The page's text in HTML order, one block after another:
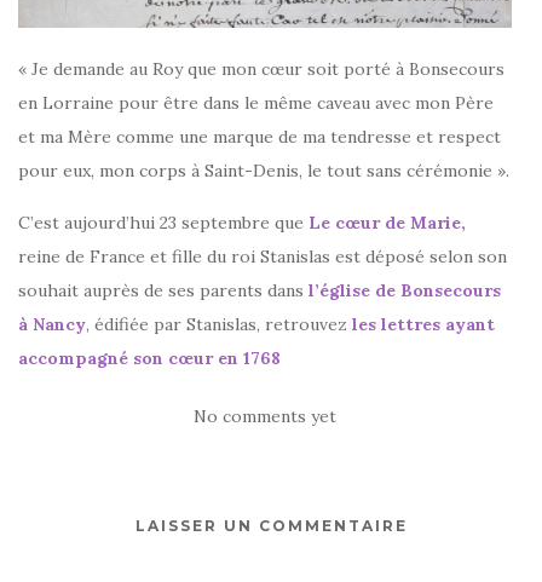
« Je demande au Roy que mon cœur soit porté à Bonsecours
en Lorraine pour être dans le même caveau avec mon Père
et ma Mère comme une marque de ma tendresse et respect
pour eux, mon corps à Saint-Denis, le tout sans cérémonie ».
C’est aujourd’hui 23 septembre que Le cœur de Marie,
reine de France et fille du roi Stanislas est déposé selon son
souhait auprès de ses parents dans l’église de Bonsecours
à Nancy, édifiée par Stanislas, retrouvez les lettres ayant
accompagné son cœur en 1768
No comments yet
LAISSER UN COMMENTAIRE